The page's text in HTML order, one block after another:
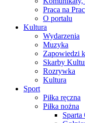
Praca na
O portalu
Kultura
Wydarzenia
Muzyka
Zapowiedzi
Skarby
Rozrywka
Kultura
Sport
Piłka ręczna
Piłka nożna
Sparta